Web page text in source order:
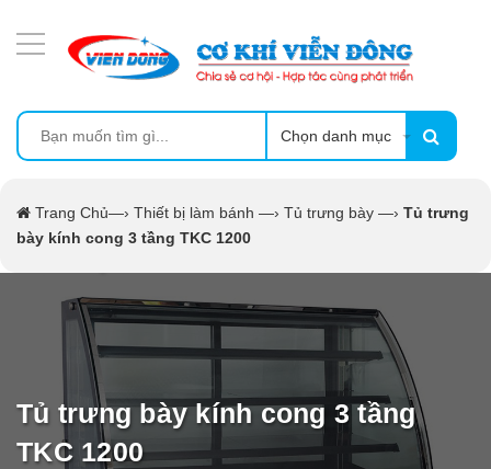
Chọn danh mục
Trang Chủ—› Thiết bị làm bánh —› Tủ trưng bày —› Tủ trưng
bày kính cong 3 tầng TKC 1200
Tủ trưng bày kính cong 3 tầng
TKC 1200
MÁY ÉP MÍA TẠO BỌT
MÁY RỬA BÁT SIÊU ÂM
MÁY SẤY THỰC PHẨM CÔNG NGHIỆP
CẨM NANG
THIẾT BỊ NHÀ BẾP